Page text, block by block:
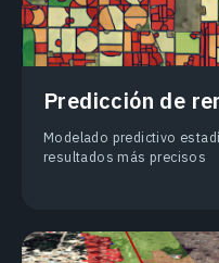
Predicción de
Modelado predictivo
resultados más precisos